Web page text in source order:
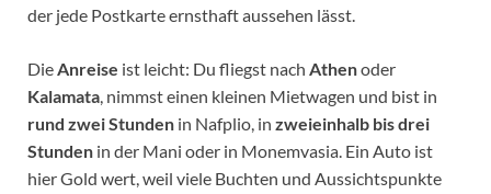
der jede Postkarte ernsthaft aussehen lässt.
DieAnreise ist leicht: Du fliegst nach Athenoder
Kalamata, nimmst einen kleinen Mietwagen und bist in
rund zwei Stunden in Nafplio, in zweieinhalb bis drei
Stunden in der Mani oder in Monemvasia. Ein Auto ist
hier Gold wert, weil viele Buchten und Aussichtspunkte